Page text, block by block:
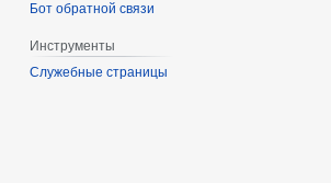
Бот обратной связи
Инструменты
Служебные страницы